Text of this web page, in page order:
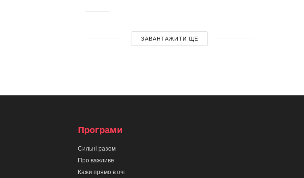
ЗАВАНТАЖИТИ ЩЕ
Програми
Сильні разом
Про важливе
Кажи прямо в очі